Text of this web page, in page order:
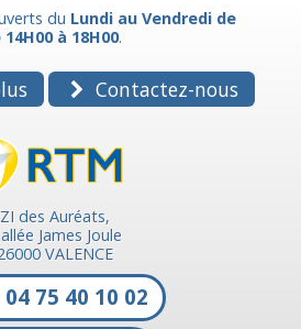
du Lundi au Vendredi de
à 18H00.
Contactez-nous
ZI des Auréats,
James Joule
VALENCE
04 75 40 10 02